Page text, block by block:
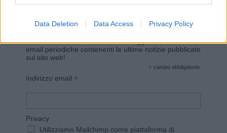
Data Deletion Data Access Privacy Policy
Vuoi rimanere sempre aggiornato?
Iscriviti alla newsletter di Gallura Oggi e ricevi le nostre
email periodiche contenenti le ultime notizie pubblicate
sul sito web!
* campo obbligatorio
Indirizzo email *
Privacy
Utilizziamo Mailchimp come piattaforma di